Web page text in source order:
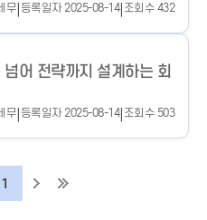
무 등록일자 2025-08-14| 조회수 432
어 전략까지 설계하는 회
무 등록일자 2025-08-14| 조회수 503
1